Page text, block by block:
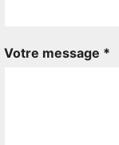
Votre message *